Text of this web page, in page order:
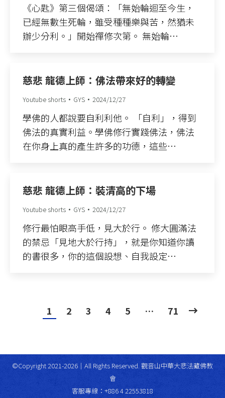
《心匙》第三個偈頌：「無始輪迴至今生，
已經無數生死輪，雖受種種樂與苦，然猶未
辦少分利。」開始禪修次第。 無始輪…
慈悲 龍德上師：佛法帶來好的轉變
Youtube shorts GYS 2024/12/27
學佛的人都說要自利利他。 「自利」，得到
佛法的真實利益。學佛修行實踐佛法，佛法
在你身上真的產生許多的功德，這些…
慈悲 龍德上師：裝清高的下場
Youtube shorts GYS 2024/12/27
修行最怕眼高手低，見大於行。 修大圓滿法
的禁忌「見地大於行持」，就是你知道你讀
的書很多，你的這個設想、自我設定…
1 2 3 4 5 … 71
©Copyright 2021-2026｜All Rights Reserved. 觀音山中華大悲法藏佛教
會
客服專線：+886 4 22553818